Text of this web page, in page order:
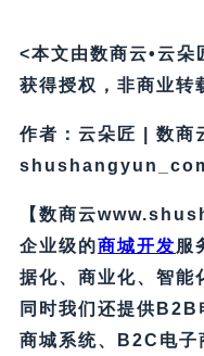
<本文由数商云•云朵
获得授权，非商业转
作者：云朵匠 | 数商
【数商云
企业级的商城开发服
据化、商业化、智能
同时我们还提供
商城系统、B2C电子